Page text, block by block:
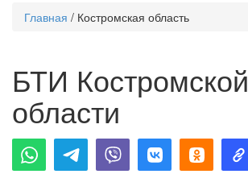
Главная / Костромская область
БТИ Костромской
области